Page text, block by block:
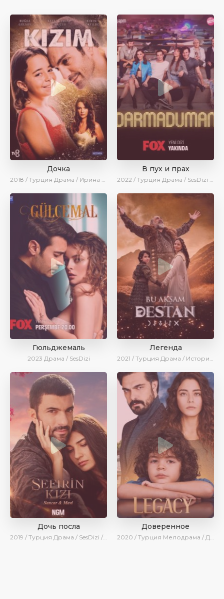
Дочка
2018 / Турция Драма / Ирина Котова
В пух и прах
2022 / Турция Драма / SesDizi / AveTurk
Гюльджемаль
2023 Драма / SesDizi
Легенда
2021 / Турция Драма / Исторический / SesDizi / Ирина Котова / AveTurk / Turok1990
Дочь посла
2019 / Турция Драма / SesDizi / Ирина Котова / AveTurk / Turok1990
Доверенное
2020 / Турция Мелодрама / Драма / Боевик / BeniAffet